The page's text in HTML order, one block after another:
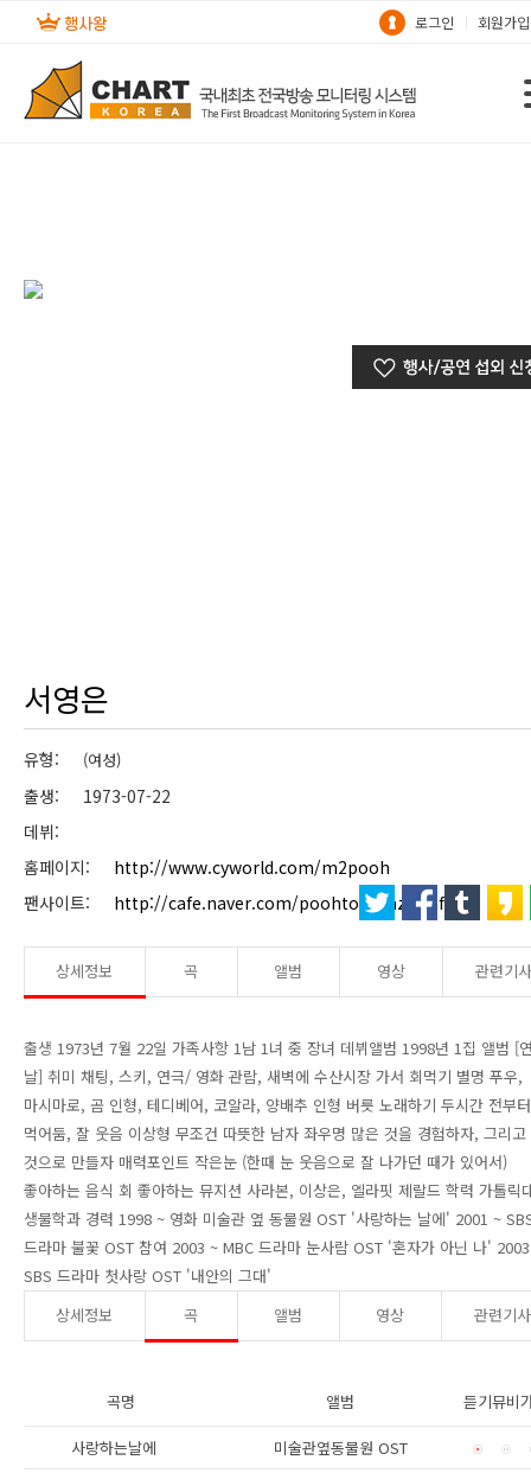
로그인 회원가입
서영은
유형: (여성)
출생: 1973-07-22
데뷔:
홈페이지: http://www.cyworld.com/m2pooh
팬사이트: http://cafe.naver.com/poohtownjazz.cafe
상세정보 곡 앨범 영상 관련기
출생 1973년 7월 22일 가족사항 1남 1녀 중 장녀 데뷔앨범 1998년 1집 앨범 [
날] 취미 채팅, 스키, 연극/ 영화 관람, 새벽에 수산시장 가서 회먹기 별명 푸우,
마시마로, 곰 인형, 테디베어, 코알라, 양배추 인형 버릇 노래하기 두시간 전부터
먹어둠, 잘 웃음 이상형 무조건 따뜻한 남자 좌우명 많은 것을 경험하자, 그리고
것으로 만들자 매력포인트 작은눈 (한때 눈 웃음으로 잘 나가던 때가 있어서)
좋아하는 음식 회 좋아하는 뮤지션 사라본, 이상은, 엘라핏 제랄드 학력 가톨릭
생물학과 경력 1998 ~ 영화 미술관 옆 동물원 OST '사랑하는 날에' 2001 ~
드라마 불꽃 OST 참여 2003 ~ MBC 드라마 눈사람 OST '혼자가 아닌 나'
SBS 드라마 첫사랑 OST '내안의 그대'
상세정보
곡 앨범 영상 관련기사
곡명 앨범 듣기뮤비
사랑하는날에 미술관옆동물원 OST